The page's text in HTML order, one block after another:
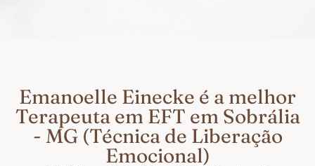
Emanoelle Einecke é a melhor
Terapeuta em EFT em Sobrália
- MG (Técnica de Liberação
Emocional)